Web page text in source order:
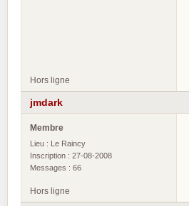
Hors ligne
jmdark
Membre
Lieu : Le Raincy
Inscription : 27-08-2008
Messages : 66
Hors ligne